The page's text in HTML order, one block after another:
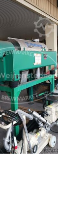
Fanuc,
teach pendant: